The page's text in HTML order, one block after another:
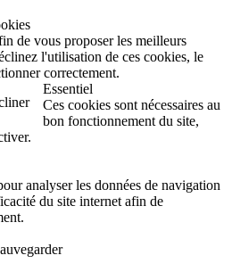
de vous proposer les meilleurs
l'utilisation de ces cookies, le
correctement.
Essentiel
Ces cookies sont nécessaires au
bon fonctionnement du site,
analyser les données de navigation
du site internet afin de